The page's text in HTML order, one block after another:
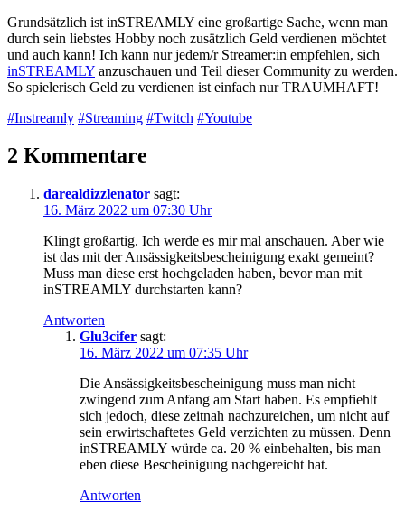
Grundsätzlich ist inSTREAMLY eine großartige Sache, wenn man
durch sein liebstes Hobby noch zusätzlich Geld verdienen möchtet
und auch kann! Ich kann nur jedem/r Streamer:in empfehlen, sich
inSTREAMLY anzuschauen und Teil dieser Community zu werden.
So spielerisch Geld zu verdienen ist einfach nur TRAUMHAFT!
#Instreamly #Streaming #Twitch #Youtube
2 Kommentare
darealdizzlenator sagt:
16. März 2022 um 07:30 Uhr
Klingt großartig. Ich werde es mir mal anschauen. Aber wie
ist das mit der Ansässigkeitsbescheinigung exakt gemeint?
Muss man diese erst hochgeladen haben, bevor man mit
inSTREAMLY durchstarten kann?
Antworten
Glu3cifer sagt:
16. März 2022 um 07:35 Uhr
Die Ansässigkeitsbescheinigung muss man nicht
zwingend zum Anfang am Start haben. Es empfiehlt
sich jedoch, diese zeitnah nachzureichen, um nicht auf
sein erwirtschaftetes Geld verzichten zu müssen. Denn
inSTREAMLY würde ca. 20 % einbehalten, bis man
eben diese Bescheinigung nachgereicht hat.
Antworten